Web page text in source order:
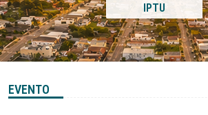
IPTU
EVENTO